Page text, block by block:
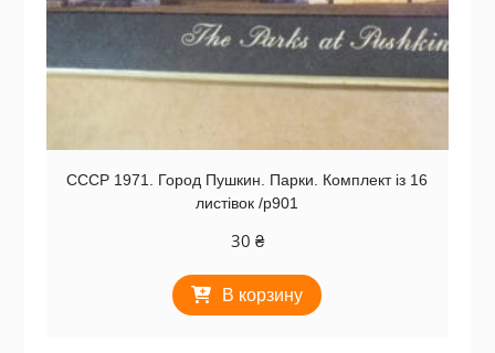
СССР 1971. Город Пушкин. Парки. Комплект із 16
листівок /р901
30 ₴
В корзину